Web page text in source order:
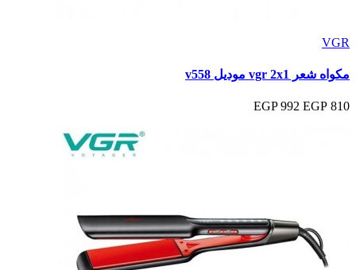
VGR
مكواه شعر vgr 2x1 موديل v558
810 EGP
992 EGP